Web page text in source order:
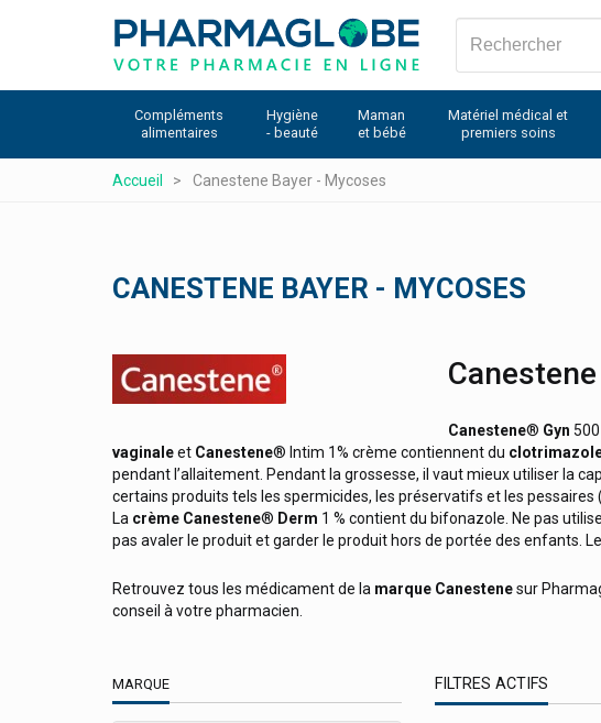
Compléments
alimentaires
Hygiène
- beauté
Maman
et bébé
Matériel médical et
premiers soins
Accueil Canestene Bayer - Mycoses
CANESTENE BAYER - MYCOSES
Logo
Canestene® Gyn
vaginaleet Canestene® Intim 1% crème contiennent du
pendant l’allaitement. Pendant la grossesse, il vaut mieux utiliser la
certains produits tels les spermicides, les préservatifs et les
La crème Canestene® Derm 1 % contient du bifonazole. Ne pas
pas avaler le produit et garder le produit hors de portée des enfants.
Retrouvez tous les médicament de la marque Canestenesur
conseil à votre pharmacien.
MARQUE
Biosynex
Biosyn Produits
Biotechusa Produits
Bioticas Silicium Organique G5
Blend-A-Dent
Blücher-Schering
Blumont
Body Attack
Boehringer Ingelheim
Boiron Produits Homéopathiques
Bombastus
Bomedys
Bort Pedisoft, Climacare
FILTRES ACTIFS